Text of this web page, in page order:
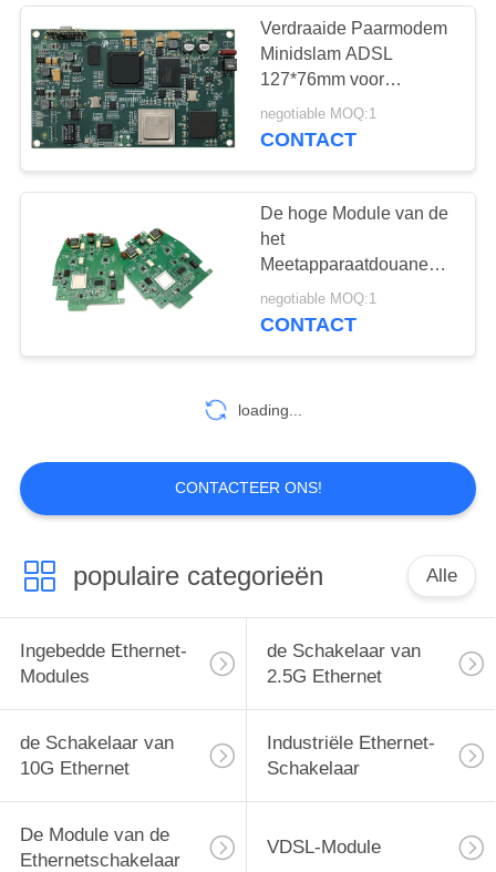
Verdraaide Paarmodem
Minidslam ADSL
127*76mm voor
Videotoezicht
negotiable MOQ:1
CONTACT
De hoge Module van de
het
Meetapparaatdouane
van Beëindigenxdsl, de
Interfacemodule van
negotiable MOQ:1
CONTACT
loading...
CONTACTEER ONS!
populaire categorieën Alle
Ingebedde Ethernet-
Modules
de Schakelaar van
2.5G Ethernet
de Schakelaar van
10G Ethernet
Industriële Ethernet-
Schakelaar
De Module van de
Ethernetschakelaar
VDSL-Module